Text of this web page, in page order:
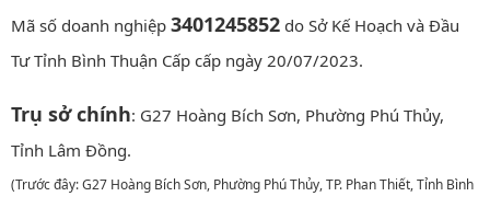
Mã số doanh nghiệp 3401245852 do Sở Kế Hoạch và Đầu
Tư Tỉnh Bình Thuận Cấp cấp ngày 20/07/2023.
Trụ sở chính: G27 Hoàng Bích Sơn, Phường Phú Thủy,
Tỉnh Lâm Đồng.
(Trước đây: G27 Hoàng Bích Sơn, Phường Phú Thủy, TP. Phan Thiết, Tỉnh Bình